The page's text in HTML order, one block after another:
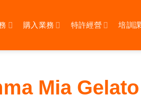
購入業務 特許經營 培訓
Mia Gelato